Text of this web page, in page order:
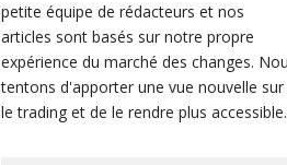
petite équipe de rédacteurs et nos
articles sont basés sur notre propre
expérience du marché des changes.
tentons d'apporter une vue nouvelle sur
le trading et de le rendre plus accessible.